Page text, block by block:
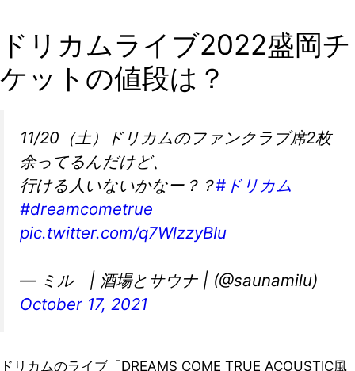
ドリカムライブ2022盛岡チ
ケットの値段は？
11/20（土）ドリカムのファンクラブ席2枚
余ってるんだけど、
行ける人いないかなー？？#ドリカム
#dreamcometrue
pic.twitter.com/q7WlzzyBIu
— ミル | 酒場とサウナ | (@saunamilu)
October 17, 2021
ドリカムのライブ「DREAMS COME TRUE ACOUSTIC風